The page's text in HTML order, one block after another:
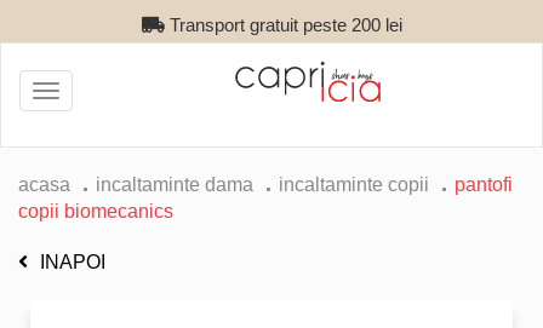
Transport gratuit peste 200 lei
Toggle
navigation
acasa incaltaminte dama incaltaminte copii
pantofi
copii biomecanics
INAPOI